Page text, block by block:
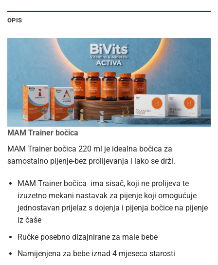
OPIS
MAM Trainer bočica
MAM Trainer bočica 220 ml je idealna bočica za
samostalno pijenje-bez prolijevanja i lako se drži.
MAM Trainer bočica ima sisač, koji ne prolijeva te
izuzetno mekani nastavak za pijenje koji omogućuje
jednostavan prijelaz s dojenja i pijenja bočice na pijenje
iz čaše
Ručke posebno dizajnirane za male bebe
Namijenjena za bebe iznad 4 mjeseca starosti